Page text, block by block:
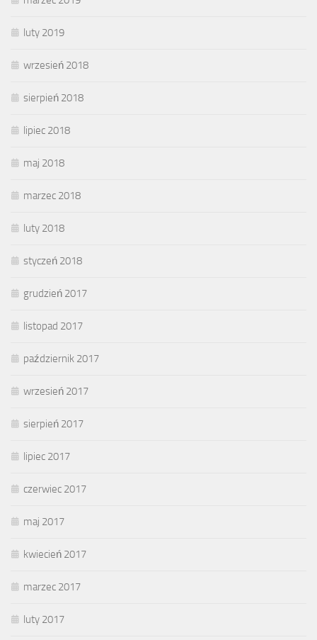
luty 2019
wrzesień 2018
sierpień 2018
lipiec 2018
maj 2018
marzec 2018
luty 2018
styczeń 2018
grudzień 2017
listopad 2017
październik 2017
wrzesień 2017
sierpień 2017
lipiec 2017
czerwiec 2017
maj 2017
kwiecień 2017
marzec 2017
luty 2017